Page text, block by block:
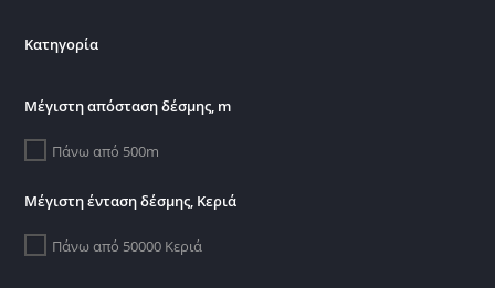
Κατηγορία
Μέγιστη απόσταση δέσμης, m
Πάνω από 500m
Μέγιστη ένταση δέσμης, Κεριά
Πάνω από 50000 Κεριά